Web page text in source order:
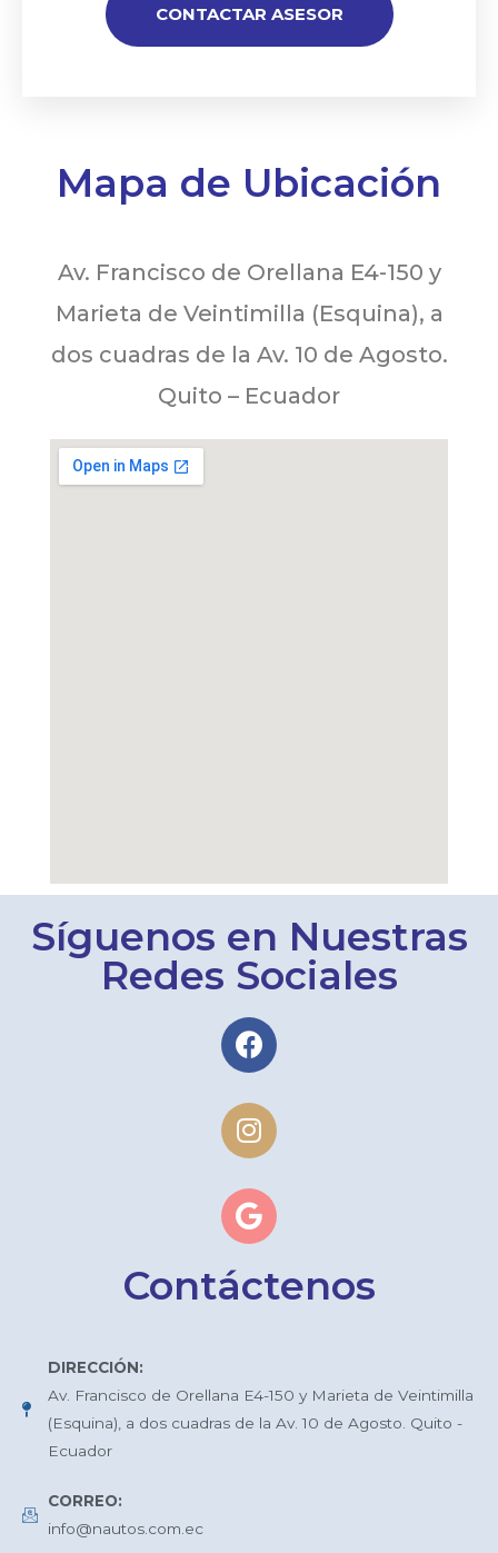
CONTACTAR ASESOR
Mapa de Ubicación
Av. Francisco de Orellana E4-150 y
Marieta de Veintimilla (Esquina), a
dos cuadras de la Av. 10 de Agosto.
Quito – Ecuador
Síguenos en Nuestras
Redes Sociales
Contáctenos
DIRECCIÓN:
Av. Francisco de Orellana E4-150 y Marieta de Veintimilla
(Esquina), a dos cuadras de la Av. 10 de Agosto. Quito -
Ecuador
CORREO:
info@nautos.com.ec